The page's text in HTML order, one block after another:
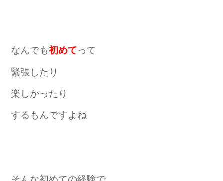
なんでも初めてって
緊張したり
楽しかったり
するもんですよね
そんな初めての経験で